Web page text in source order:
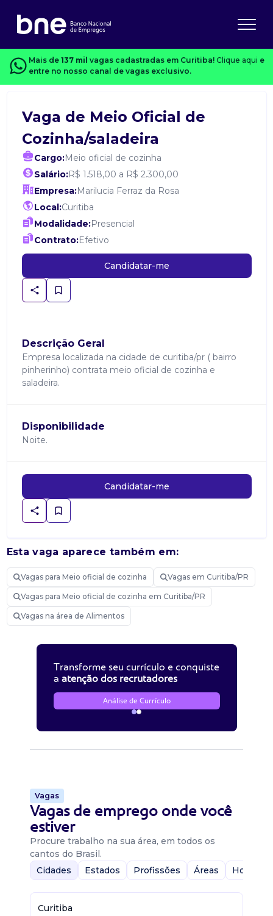
Mais de 137 mil vagas cadastradas em Curitiba! Clique aqui e
entre no nosso canal de vagas exclusivo.
Vaga de Meio Oficial de
Cozinha/saladeira
Cargo:Meio oficial de cozinha
Salário:R$ 1.518,00 a R$ 2.300,00
Empresa:Marilucia Ferraz da Rosa
Local:Curitiba
Modalidade:Presencial
Contrato:Efetivo
Candidatar-me
Descrição Geral
Empresa localizada na cidade de curitiba/pr ( bairro
pinherinho) contrata meio oficial de cozinha e
saladeira.
Disponibilidade
Noite.
Candidatar-me
Esta vaga aparece também em:
Vagas para Meio oficial de cozinha Vagas em Curitiba/PR
Vagas para Meio oficial de cozinha em Curitiba/PR
Vagas na área de Alimentos
Transforme seu currículo e conquiste
a atenção dos recrutadores
Análise de Currículo
Vagas
Vagas de emprego onde você
estiver
Procure trabalho na sua área, em todos os
cantos do Brasil.
Cidades
Estados Profissões Áreas Home-
Curitiba